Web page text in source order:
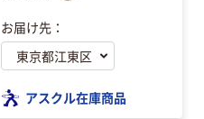
お届け先：
アスクル在庫商品